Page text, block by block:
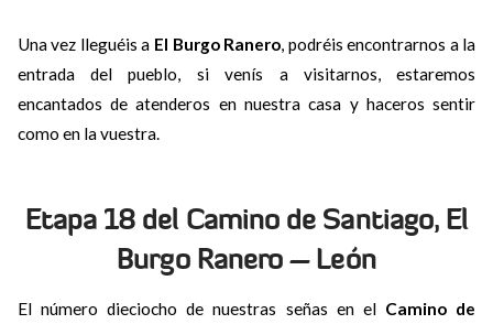
Una vez lleguéis a El Burgo Ranero, podréis encontrarnos a la
entrada del pueblo, si venís a visitarnos, estaremos
encantados de atenderos en nuestra casa y haceros sentir
como en la vuestra.
Etapa 18 del Camino de Santiago, El
Burgo Ranero – León
El número dieciocho de nuestras señas en el Camino de